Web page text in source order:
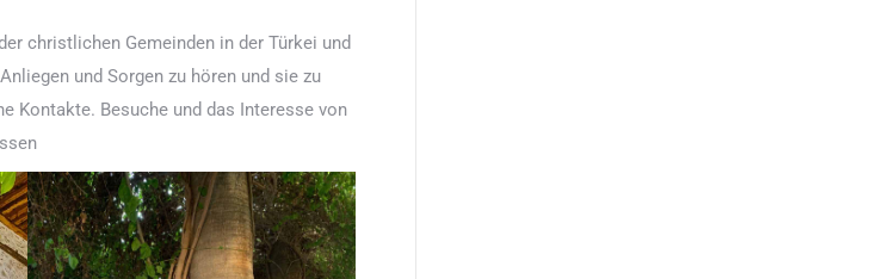
christlichen Gemeinden in der Türkei und
und Sorgen zu hören und sie zu
Kontakte. Besuche und das Interesse von